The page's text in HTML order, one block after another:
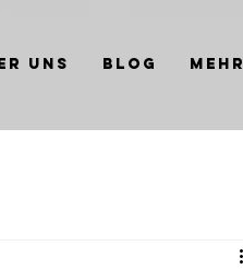
uns Blog Mehr